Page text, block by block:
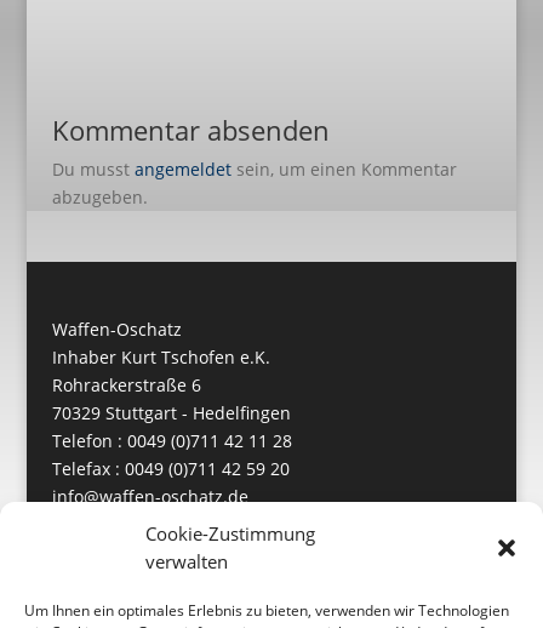
Cookie-Zustimmung
verwalten
Um Ihnen ein optimales Erlebnis zu bieten, verwenden wir Technologien
Kommentar absenden
Du musst angemeldetsein, um einen Kommentar
abzugeben.
Waffen-Oschatz
Inhaber Kurt Tschofen e.K.
Rohrackerstraße 6
70329 Stuttgart - Hedelfingen
Telefon : 0049 (0)711 42 11 28
Telefax : 0049 (0)711 42 59 20
info@waffen-oschatz.de
https://www.waffen-oschatz.de